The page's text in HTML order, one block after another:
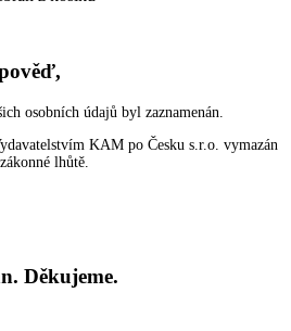
osobních údajů byl zaznamenán.
KAM po Česku s.r.o. vymazán
lhůtě.
Děkujeme.